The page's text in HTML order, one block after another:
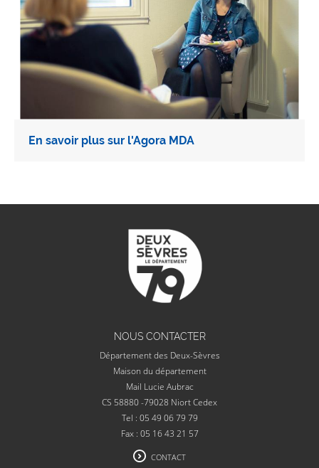
En savoir plus sur l'Agora MDA
NOUS CONTACTER
Département des Deux-Sèvres
Maison du département
Mail Lucie Aubrac
CS 58880 -79028 Niort Cedex
Tel : 05 49 06 79 79
Fax : 05 16 43 21 57
CONTACT